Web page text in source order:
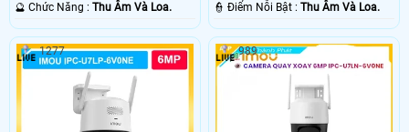
️🔮 Chức Năng : Thu Âm Và Loa.
️👮 Điểm Nỗi Bật :Thu Âm Và Loa.
1277 989